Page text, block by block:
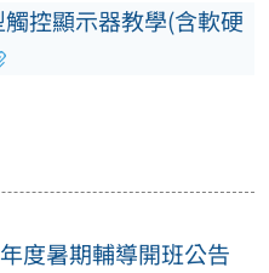
觸控顯示器教學(含軟硬
度暑期輔導開班公告